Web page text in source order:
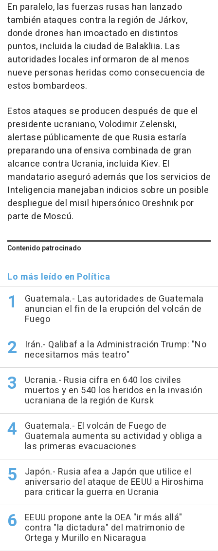
En paralelo, las fuerzas rusas han lanzado
también ataques contra la región de Járkov,
donde drones han imoactado en distintos
puntos, incluida la ciudad de Balakliia. Las
autoridades locales informaron de al menos
nueve personas heridas como consecuencia de
estos bombardeos.
Estos ataques se producen después de que el
presidente ucraniano, Volodimir Zelenski,
alertase públicamente de que Rusia estaría
preparando una ofensiva combinada de gran
alcance contra Ucrania, incluida Kiev. El
mandatario aseguró además que los servicios de
Inteligencia manejaban indicios sobre un posible
despliegue del misil hipersónico Oreshnik por
parte de Moscú.
Contenido patrocinado
Lo más leído en Política
Guatemala.- Las autoridades de Guatemala
anuncian el fin de la erupción del volcán de
Fuego
Irán.- Qalibaf a la Administración Trump: "No
necesitamos más teatro"
Ucrania.- Rusia cifra en 640 los civiles
muertos y en 540 los heridos en la invasión
ucraniana de la región de Kursk
Guatemala.- El volcán de Fuego de
Guatemala aumenta su actividad y obliga a
las primeras evacuaciones
Japón.- Rusia afea a Japón que utilice el
aniversario del ataque de EEUU a Hiroshima
para criticar la guerra en Ucrania
EEUU propone ante la OEA "ir más allá"
contra "la dictadura" del matrimonio de
Ortega y Murillo en Nicaragua